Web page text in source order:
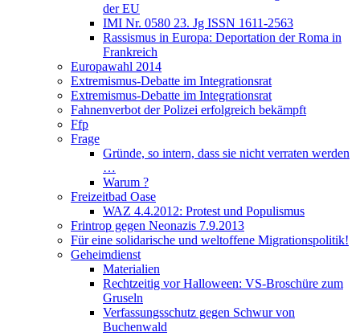
der EU
IMI Nr. 0580 23. Jg ISSN 1611-2563
Rassismus in Europa: Deportation der Roma in
Frankreich
Europawahl 2014
Extremismus-Debatte im Integrationsrat
Extremismus-Debatte im Integrationsrat
Fahnenverbot der Polizei erfolgreich bekämpft
Ffp
Frage
Gründe, so intern, dass sie nicht verraten werden
…
Warum ?
Freizeitbad Oase
WAZ 4.4.2012: Protest und Populismus
Frintrop gegen Neonazis 7.9.2013
Für eine solidarische und weltoffene Migrationspolitik!
Geheimdienst
Materialien
Rechtzeitig vor Halloween: VS-Broschüre zum
Gruseln
Verfassungsschutz gegen Schwur von
Buchenwald